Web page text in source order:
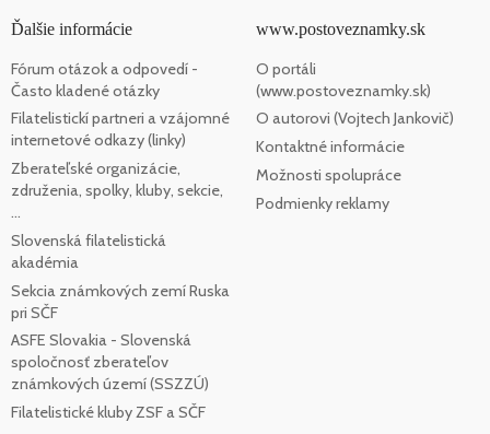
Ďalšie informácie
Fórum otázok a odpovedí -
Často kladené otázky
Filatelistickí partneri a vzájomné
internetové odkazy (linky)
Zberateľské organizácie,
združenia, spolky, kluby, sekcie,
...
Slovenská filatelistická
akadémia
Sekcia známkových zemí Ruska
pri SČF
ASFE Slovakia - Slovenská
spoločnosť zberateľov
známkových území (SSZZÚ)
Filatelistické kluby ZSF a SČF
www.postoveznamky.sk
O portáli
(www.postoveznamky.sk)
O autorovi (Vojtech Jankovič)
Kontaktné informácie
Možnosti spolupráce
Podmienky reklamy